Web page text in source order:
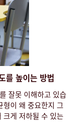
를 높이는 방법
잘못 이해하고 있습
이 왜 중요한지 그
크게 저하될 수 있는